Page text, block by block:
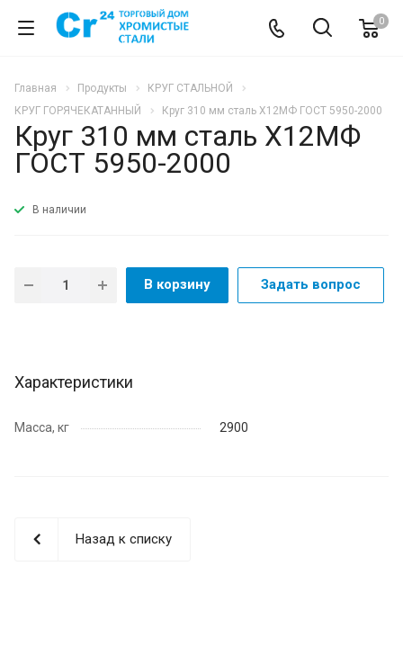
0
Главная Продукты
КРУГ СТАЛЬНОЙ
КРУГ ГОРЯЧЕКАТАННЫЙ
Круг 310 мм сталь Х12МФ ГОСТ 5950-2000
Круг 310 мм сталь Х12МФ
ГОСТ 5950-2000
В наличии
В корзину Задать вопрос
Характеристики
Масса, кг 2900
Назад к списку